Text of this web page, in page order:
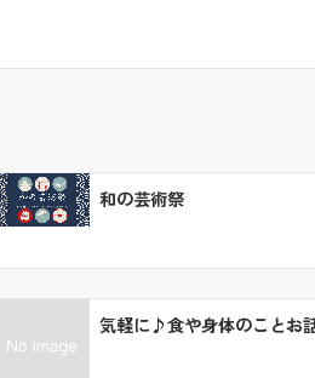
和の芸術祭
気軽に♪食や身体のことお